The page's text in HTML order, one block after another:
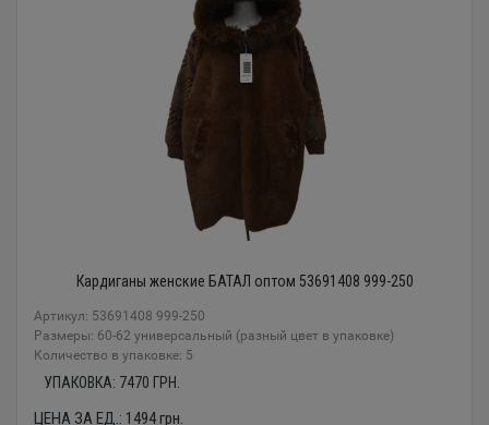
Кардиганы женские БАТАЛ оптом 53691408 999-250
Артикул: 53691408 999-250
Размеры: 60-62 универсальный (разный цвет в упаковке)
Количество в упаковке: 5
УПАКОВКА: 7470 ГРН.
ЦЕНА ЗА ЕД.: 1494грн.